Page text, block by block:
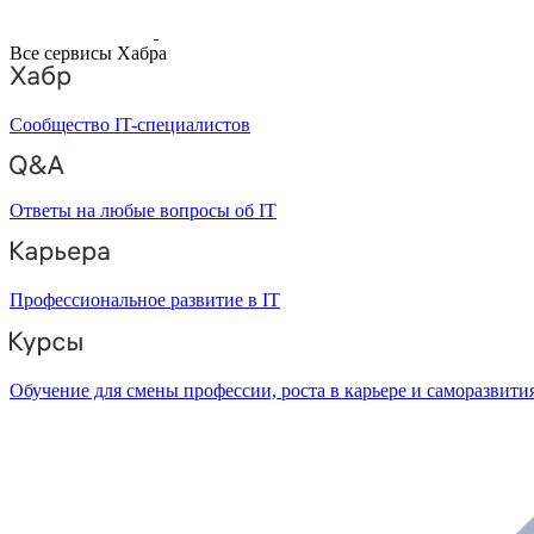
Все сервисы Хабра
Сообщество IT-специалистов
Ответы на любые вопросы об IT
Профессиональное развитие в IT
Обучение для смены профессии, роста в карьере и